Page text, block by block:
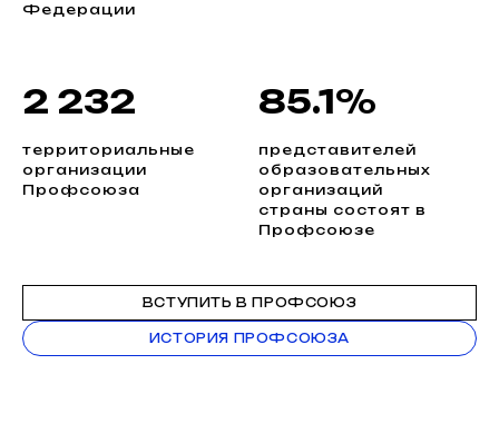
Федерации
2 232
территориальные
организации
Профсоюза
85.1%
представителей
образовательных
организаций
страны состоят в
Профсоюзе
ВСТУПИТЬ В ПРОФСОЮЗ
ИСТОРИЯ ПРОФСОЮЗА